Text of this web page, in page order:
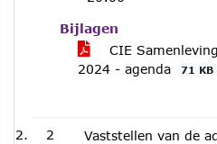
Bijlagen
CIE
2024 - agenda
71 KB
2
Vaststellen van de